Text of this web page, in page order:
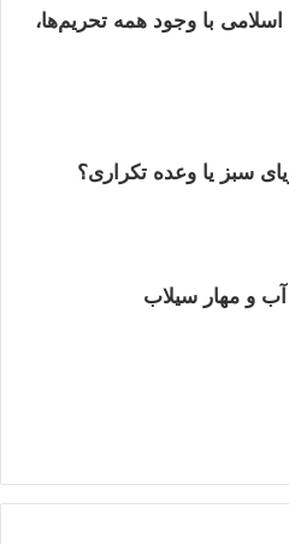
با وجود همه تحریم‌ها،
آب و مهار سیلاب